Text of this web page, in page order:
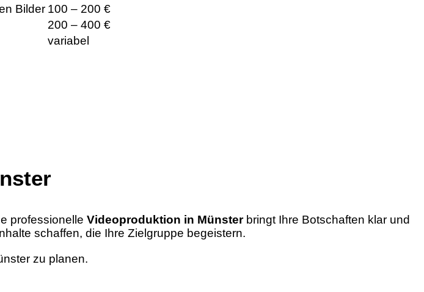
Bilder 100 – 200 €
200 – 400 €
variabel
professionelle Videoproduktion in Münsterbringt Ihre Botschaften klar und
schaffen, die Ihre Zielgruppe begeistern.
zu planen.